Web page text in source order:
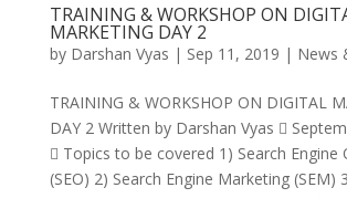
TRAINING & WORKSHOP ON
MARKETING DAY 2
by Darshan Vyas | Sep 11, 2019 | News
TRAINING & WORKSHOP ON DIGITAL
DAY 2 Written by Darshan Vyas 
 Topics to be covered 1) Search Engine
(SEO) 2) Search Engine Marketing (SEM)